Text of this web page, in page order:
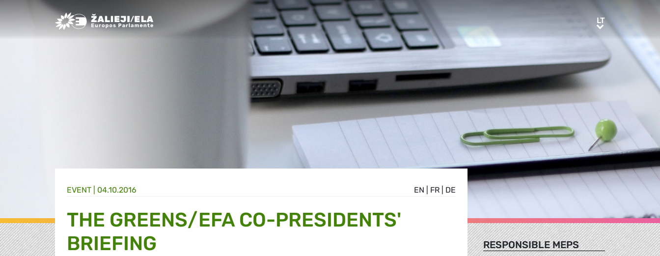
Greens/EFA Home LTLT
EN FR DE
EVENT | 04.10.2016
THE GREENS/EFA CO-PRESIDENTS'
BRIEFING
RESPONSIBLE MEPS